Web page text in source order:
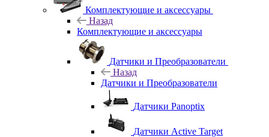
Комплектующие и аксессуары
Назад
Комплектующие и аксессуары
Датчики и Преобразователи
Назад
Датчики и Преобразователи
Датчики Panoptix
Датчики Active Target